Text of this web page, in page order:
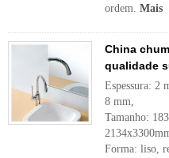
ordem. Mais
China
qualidade
Espessura: 2
8 mm,
Tamanho:
Forma: liso,